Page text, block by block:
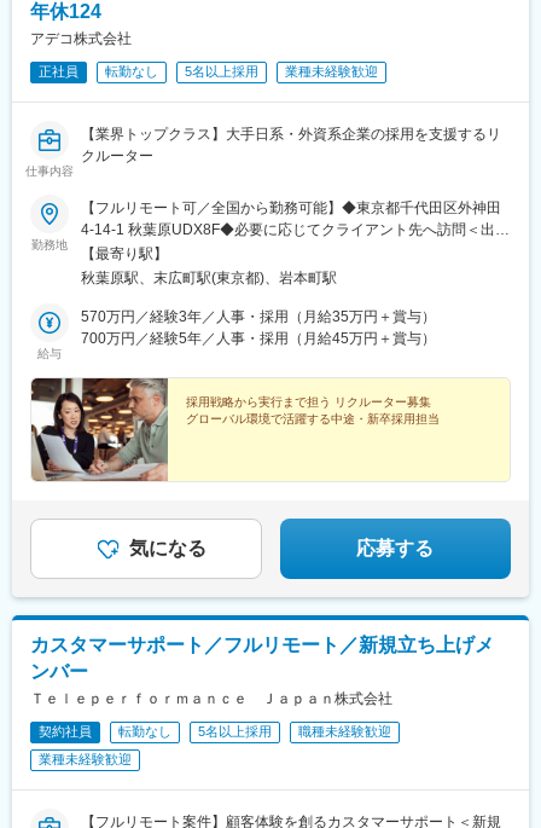
年休124
アデコ株式会社
正社員 転勤なし 5名以上採用 業種未経験歓迎
仕事内容
【業界トップクラス】大手日系・外資系企業の採用を支援するリ
クルーター
勤務地
【フルリモート可／全国から勤務可能】◆東京都千代田区外神田
4-14-1 秋葉原UDX8F◆必要に応じてクライアント先へ訪問＜出社
形態について＞全国どこからでも勤務可能な環境です。担当クラ
イアントによってはオフィスワークとリモートワークを組み合わ
ライアントにより異なりますが、週1～3日程度が目安です。※出
社先は47都道府県のクライアント先となります。※受動喫煙対策
【最寄り駅】
秋葉原駅、末広町駅(東京都)、岩本町駅
給与
570万円／経験3年／人事・採用（月給35万円＋賞与）
700万円／経験5年／人事・採用（月給45万円＋賞与）
採用戦略から実行まで担う リクルーター募集
グローバル環境で活躍する中途・新卒採用担当
気になる 応募する
カスタマーサポート／フルリモート／新規立ち上げメ
ンバー
Ｔｅｌｅｐｅｒｆｏｒｍａｎｃｅ Ｊａｐａｎ株式会社
契約社員 転勤なし 5名以上採用
職種未経験歓迎
業種未経験歓迎
【フルリモート案件】顧客体験を創るカスタマーサポート＜新規